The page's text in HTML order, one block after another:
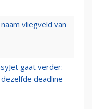
vliegveld van
gaat verder:
deadline